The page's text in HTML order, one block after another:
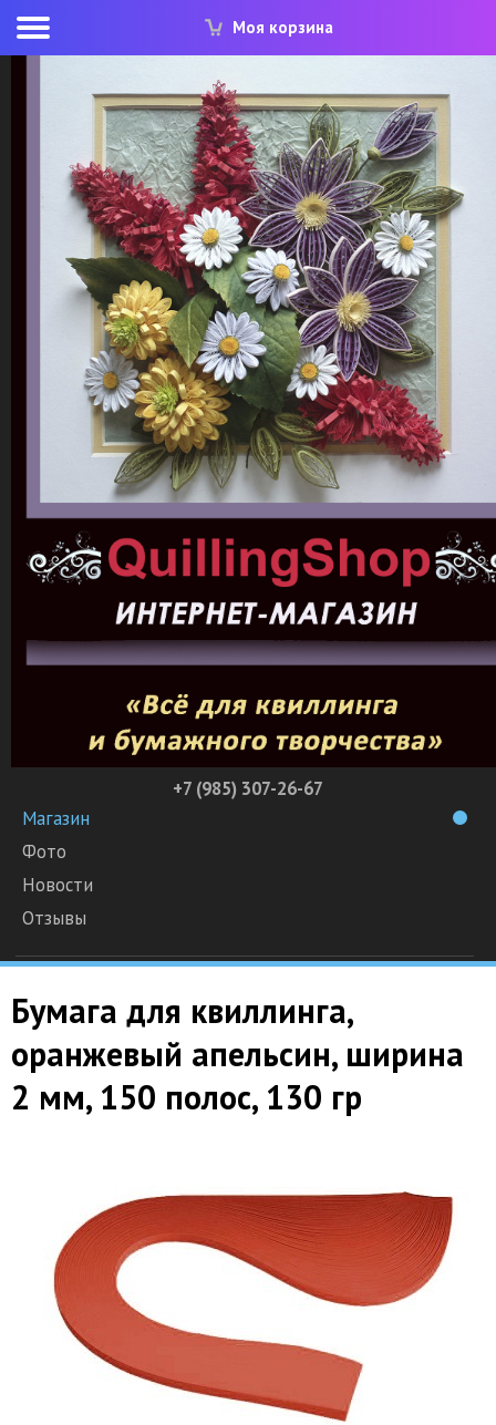
Моя корзина
+7 (985) 307-26-67
Магазин
Фото
Новости
Отзывы
Бумага для квиллинга,
оранжевый апельсин, ширина
2 мм, 150 полос, 130 гр